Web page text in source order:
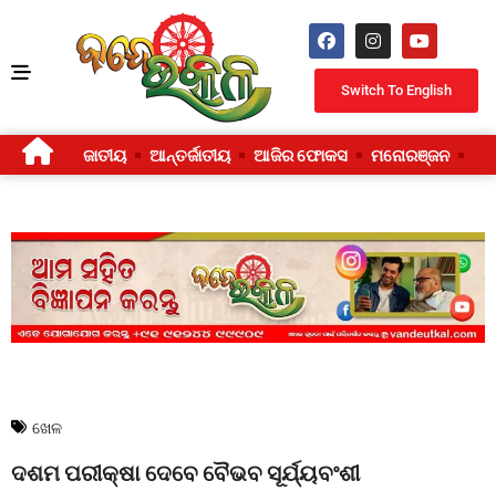
Switch To English
ଜାତୀୟ ଆନ୍ତର୍ଜାତୀୟ ଆଜିର ଫୋକସ ମନୋରଞ୍ଜନ
ଖେଳ
ଦଶମ ପରୀକ୍ଷା ଦେବେ ବୈଭବ ସୂର୍ଯ୍ୟବଂଶୀ